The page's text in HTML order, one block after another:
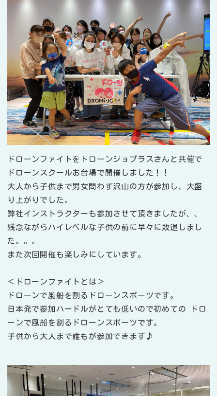
ドローンファイトをドローンジョプラスさんと共催で
ドローンスクールお台場で開催しました！！
大人から子供まで男女問わず沢山の方が参加し、大盛
り上がりでした。
弊社インストラクターも参加させて頂きましたが、、
残念ながらハイレベルな子供の前に早々に敗退しまし
た。。。
また次回開催も楽しみにしています。
＜ドローンファイトとは＞
ドローンで風船を割るドローンスポーツです。
日本発で参加ハードルがとても低いので初めての ドロ
ーンで風船を割るドローンスポーツです。
子供から大人まで誰もが参加できます♪